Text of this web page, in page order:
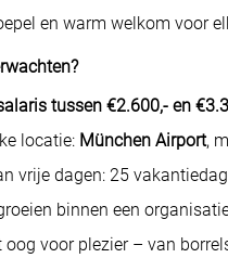
en warm welkom voor
tussen €2.600,- en
locatie: München Airport,
vrije dagen: 25
binnen een
oog voor plezier – van